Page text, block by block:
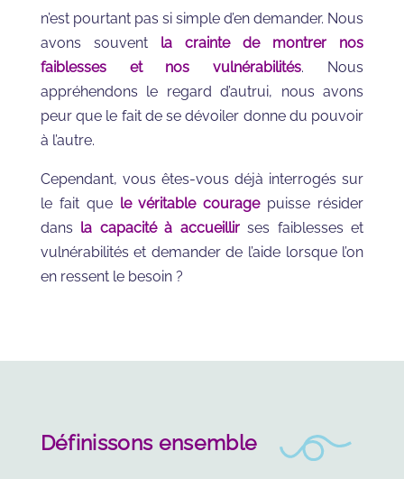
n’est pourtant pas si simple d’en demander. Nous
avons souvent la crainte de montrer nos
faiblesses et nos vulnérabilités. Nous
appréhendons le regard d’autrui, nous avons
peur que le fait de se dévoiler donne du pouvoir
à l’autre.
Cependant, vous êtes-vous déjà interrogés sur
le fait que le véritable couragepuisse résider
dans la capacité à accueillirses faiblesses et
vulnérabilités et demander de l’aide lorsque l’on
en ressent le besoin ?
Définissons ensemble